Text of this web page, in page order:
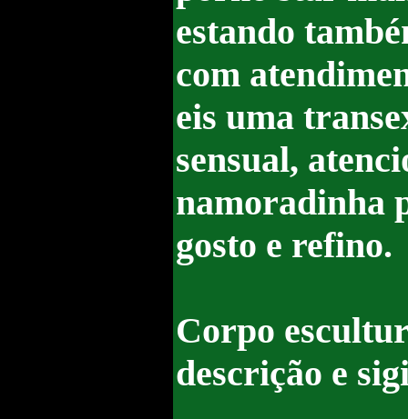
estando
com
eis uma
sensual,
namoradinha
gosto e refino.
Corpo
descrição e